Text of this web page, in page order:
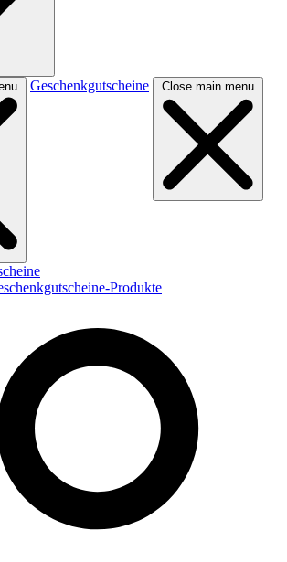
Geschenkgutscheine Close main menu
Produkte